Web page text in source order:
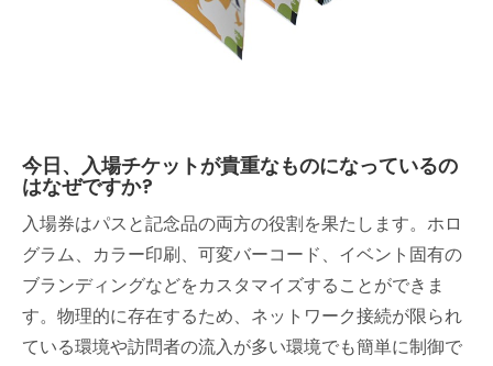
今日、入場チケットが貴重なものになっているの
はなぜですか?
入場券はパスと記念品の両方の役割を果たします。ホロ
グラム、カラー印刷、可変バーコード、イベント固有の
ブランディングなどをカスタマイズすることができま
す。物理的に存在するため、ネットワーク接続が限られ
ている環境や訪問者の流入が多い環境でも簡単に制御で